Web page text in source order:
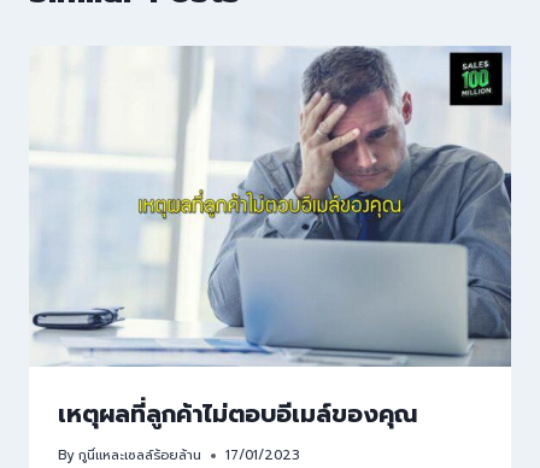
เหตุผลที่ลูกค้าไม่ตอบอีเมล์ของคุณ
Byกูนี่แหละเซลล์ร้อยล้าน 17/01/2023